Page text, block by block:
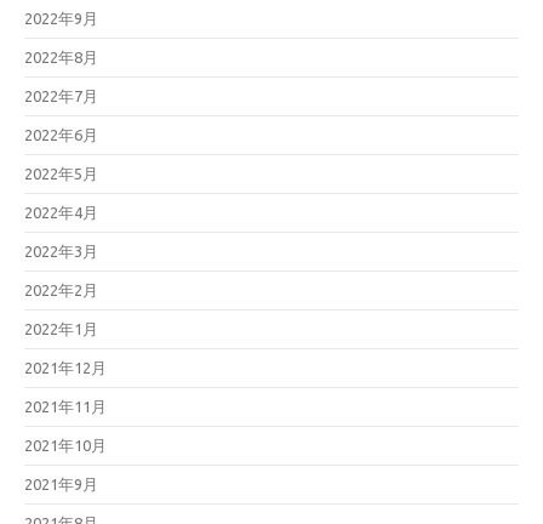
2022年9月
2022年8月
2022年7月
2022年6月
2022年5月
2022年4月
2022年3月
2022年2月
2022年1月
2021年12月
2021年11月
2021年10月
2021年9月